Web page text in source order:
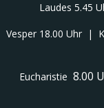
Laudes 5.45
Vesper 18.00 Uhr |
Eucharistie 8.00